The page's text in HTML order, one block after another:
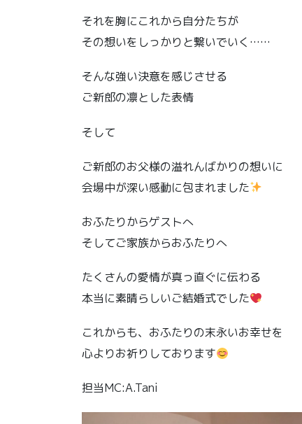
それを胸にこれから自分たちが
その想いをしっかりと繋いでいく……
そんな強い決意を感じさせる
ご新郎の凛とした表情
そして
ご新郎のお父様の溢れんばかりの想いに
会場中が深い感動に包まれました
おふたりからゲストへ
そしてご家族からおふたりへ
たくさんの愛情が真っ直ぐに伝わる
本当に素晴らしいご結婚式でした
これからも、おふたりの末永いお幸せを
心よりお祈りしております
担当MC:A.Tani